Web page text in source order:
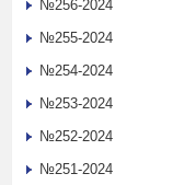
№256-2024
№255-2024
№254-2024
№253-2024
№252-2024
№251-2024